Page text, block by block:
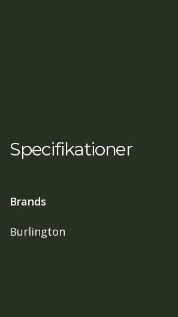
Specifikationer
Brands
Burlington